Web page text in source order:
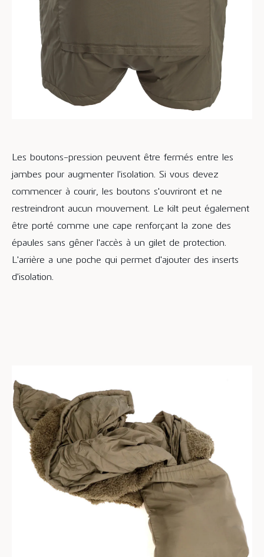
Les boutons-pression peuvent être fermés entre les
jambes pour augmenter l'isolation. Si vous devez
commencer à courir, les boutons s'ouvriront et ne
restreindront aucun mouvement. Le kilt peut également
être porté comme une cape renforçant la zone des
épaules sans gêner l'accès à un gilet de protection.
L'arrière a une poche qui permet d'ajouter des inserts
d'isolation.